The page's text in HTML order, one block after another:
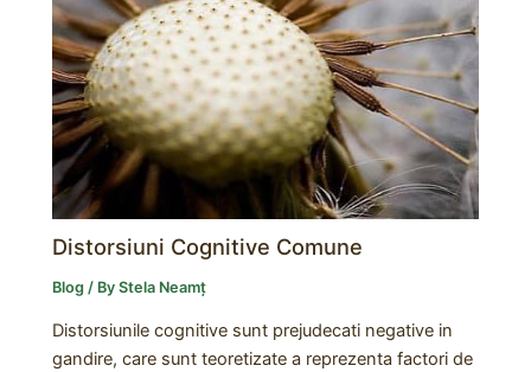
Distorsiuni Cognitive Comune
Blog / ByStela Neamț
Distorsiunile cognitive sunt prejudecati negative in
gandire, care sunt teoretizate a reprezenta factori de